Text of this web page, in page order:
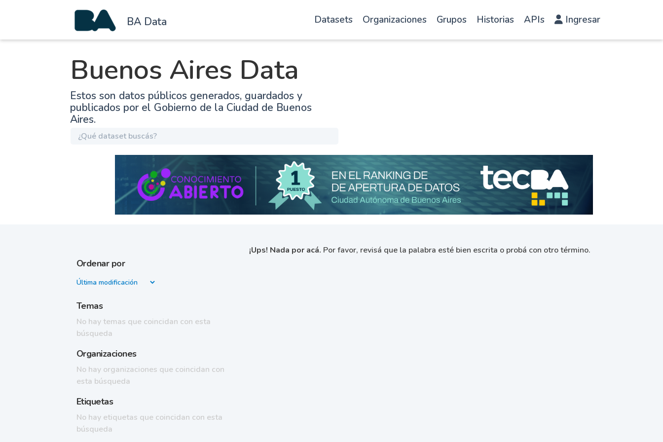
BA Data Datasets Organizaciones Grupos Historias APIs Ingresar
Buenos Aires Data
Estos son datos públicos generados, guardados y
publicados por el Gobierno de la Ciudad de Buenos
Aires.
Ordenar por
Temas
No hay temas que coincidan con esta
búsqueda
Organizaciones
No hay organizaciones que coincidan con
esta búsqueda
Etiquetas
No hay etiquetas que coincidan con esta
búsqueda
¡Ups! Nada por acá. Por favor, revisá que la palabra esté bien escrita o probá con otro término.